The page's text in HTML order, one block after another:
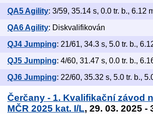
QA5 Agility: 3/59, 35.14 s, 0.0 tr. b., 6.12
QA6 Agility: Diskvalifikován
QJ4 Jumping: 21/61, 34.3 s, 5.0 tr. b.,
QJ5 Jumping: 4/60, 31.47 s, 0.0 tr. b.,
QJ6 Jumping: 22/60, 35.32 s, 5.0 tr. b.,
Čerčany - 1. Kvalifikační závod
MČR 2025 kat. I/L, 29. 03. 2025 -